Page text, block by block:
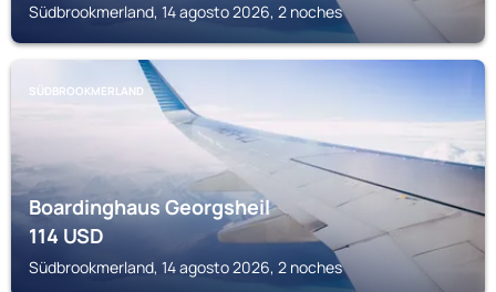
Südbrookmerland, 14 agosto 2026, 2 noches
SÜDBROOKMERLAND
Boardinghaus Georgsheil
114USD
Südbrookmerland, 14 agosto 2026, 2 noches